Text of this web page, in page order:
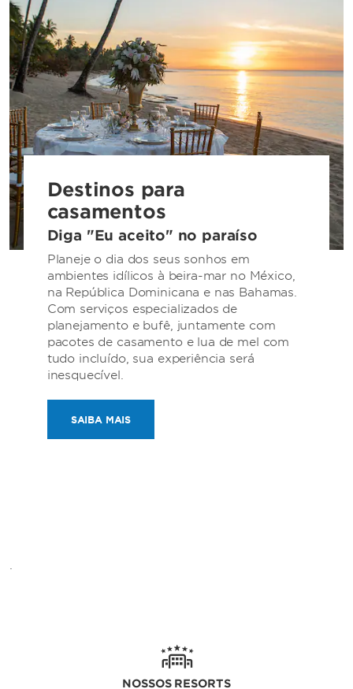
Destinos para
casamentos
Diga "Eu aceito" no paraíso
Planeje o dia dos seus sonhos em
ambientes idílicos à beira-mar no México,
na República Dominicana e nas Bahamas.
Com serviços especializados de
planejamento e bufê, juntamente com
pacotes de casamento e lua de mel com
tudo incluído, sua experiência será
inesquecível.
SAIBA MAIS
.
NOSSOS RESORTS